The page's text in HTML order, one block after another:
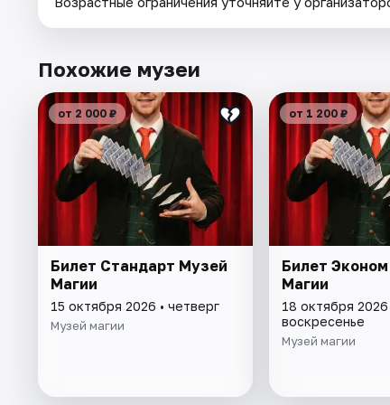
Похожие музеи
от 2 000 ₽
Билет Стандарт Музей
Магии
15 октября 2026 • четверг
Музей магии
от 1 200 ₽
Билет
Магии
18 октября 2026
воскресенье
Музей магии